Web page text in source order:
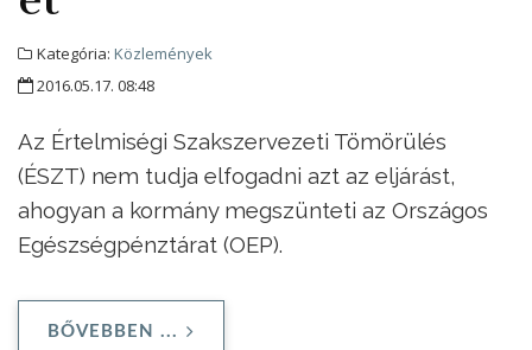
Kategória: Közlemények
2016.05.17. 08:48
Az Értelmiségi Szakszervezeti Tömörülés
(ÉSZT) nem tudja elfogadni azt az eljárást,
ahogyan a kormány megszünteti az Országos
Egészségpénztárat (OEP).
BŐVEBBEN ...